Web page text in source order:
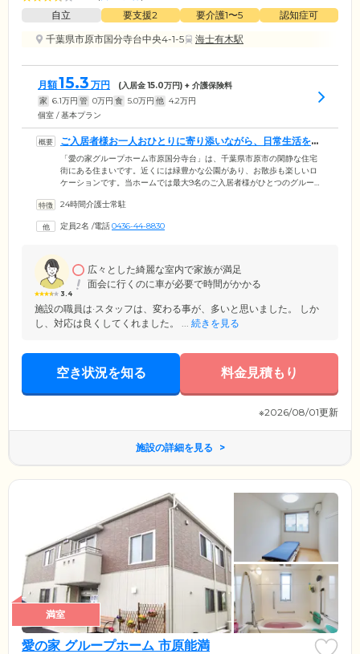
自立 要支援2 要介護1〜5
認知症可
千葉県市原市国分寺台中央4-1-5
海士有木駅
月額15.3 万円 (入居金15.0万円) + 介護保険料
家 6.1万円 管 0万円 食 5.0万円 他 4.2万円
個室 / 基本プラン
ご入居者様お一人おひとりに寄り添いながら、日常生活をサ
ポートします
「愛の家グループホーム市原国分寺台」は、千葉県市原市の閑静な住宅
街にある住まいです。近くには緑豊かな公園があり、お散歩も楽しいロ
ケーションです。当ホームでは最大9名のご入居者様がひとつのグループ
か、共同生活を営んでいます。お食事の準備や洗濯、清掃などの家事を
り、脳を活性化。認知症の進行緩和につなげています。また当ホームは
サポートをお届けします。
24時間介護士常駐
定員2名 /電話0436-44-8830
3.4
広々とした綺麗な室内で家族が満足
面会に行くのに車が必要で時間がかかる
施設の職員は·スタッフは、変わる事が、多いと思いました。 しか
し、対応は良くしてくれました。 ... 続きを見る
空き状況を知る 料金見積もり
※2026/08/01更新
施設の詳細を見る
満室
愛の家 グループホーム 市原能満